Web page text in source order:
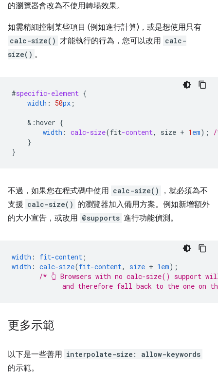
的瀏覽器會改為不使用轉場效果。
如需精細控制某些項目 (例如進行計算)，或是想使用只有
calc-size() 才能執行的行為，您可以改用 calc-
size() 。
#specific-element {
width : 50px ;
& :hover {
width : calc-size(fit-content, size + 1 em);
}
}
不過，如果您在程式碼中使用 calc-size()
，就必須為不
支援 calc-size() 的瀏覽器加入備用方案。例如新增額外
的大小宣告，或改用 @supports 進行功能偵測。
width : fit-content ;
width : calc-size(fit-content, size + 1em);
/* 👆 Browsers with no calc-size() support
and therefore fall back to the one on
更多示範
以下是一些善用 interpolate-size: allow-keywords
的示範。